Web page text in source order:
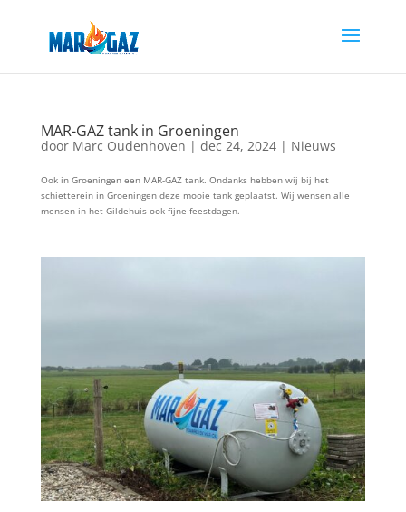
MAR-GAZ tank in Groeningen
door Marc Oudenhoven | dec 24, 2024| Nieuws
Ook in Groeningen een MAR-GAZ tank. Ondanks hebben wij bij het
schietterein in Groeningen deze mooie tank geplaatst. Wij wensen alle
mensen in het Gildehuis ook fijne feestdagen.